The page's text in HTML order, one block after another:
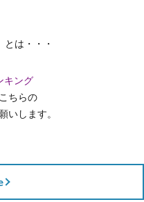
とは・・・
キング
ちらの
いします。